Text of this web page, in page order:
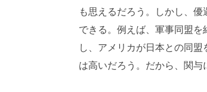
も思えるだろう。しかし、
できる。例えば、軍事同盟
し、アメリカが日本との同
は高いだろう。だから、関